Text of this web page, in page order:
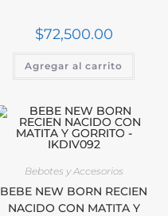
$72,500.00
Agregar al carrito
Bebotes y Accesorios
BEBE NEW BORN RECIEN
NACIDO CON MATITA Y